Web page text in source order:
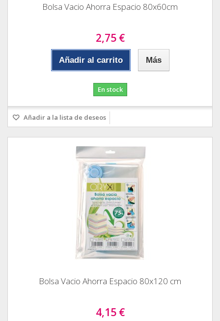
Bolsa Vacio Ahorra Espacio 80x60cm
2,75 €
Añadir al carrito Más
En stock
Añadir a la lista de deseos
Bolsa Vacio Ahorra Espacio 80x120 cm
4,15 €